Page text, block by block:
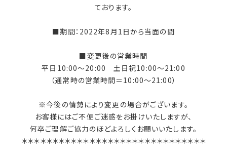
ております。
■期間：2022年8月1日から当面の間
■変更後の営業時間
平日10:00～20:00 土日祝10:00～21:00
（通常時の営業時間＝10:00～21:00）
※今後の情勢により変更の場合がございます。
お客様にはご不便ご迷惑をお掛けいたしますが、
何卒ご理解ご協力のほどよろしくお願いいたします。
＊＊＊＊＊＊＊＊＊＊＊＊＊＊＊＊＊＊＊＊＊＊＊＊＊＊＊＊＊＊